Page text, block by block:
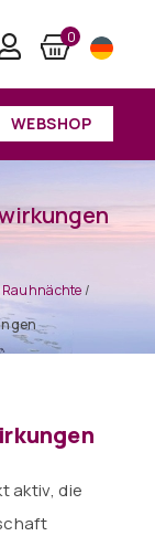
0
WEBSHOP
Rauhnächte/
aktiv, die